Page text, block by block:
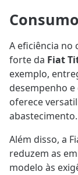
A eficiência
forte da Fiat
exemplo,
desempenho
oferece
abastecimento.
Além disso, a
reduzem as
modelo às